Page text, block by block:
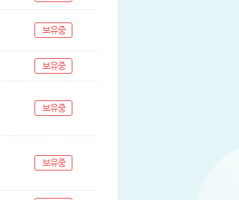
보유중
보유중
보유중
보유중